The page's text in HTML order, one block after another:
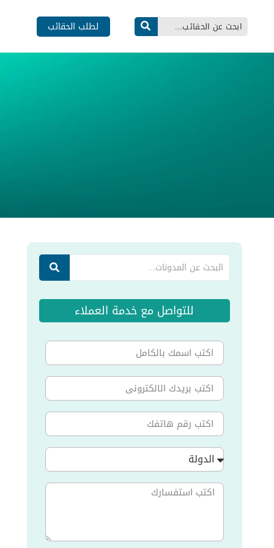
لطلب الحقائب
للتواصل مع خدمة العملاء
الدولة